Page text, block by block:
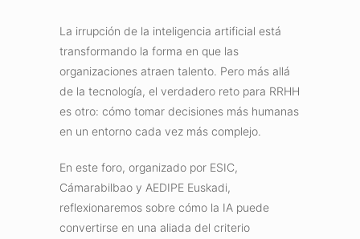
La irrupción de la inteligencia artificial está
transformando la forma en que las
organizaciones atraen talento. Pero más allá
de la tecnología, el verdadero reto para RRHH
es otro: cómo tomar decisiones más humanas
en un entorno cada vez más complejo.
En este foro, organizado por ESIC,
Cámarabilbao y AEDIPE Euskadi,
reflexionaremos sobre cómo la IA puede
convertirse en una aliada del criterio